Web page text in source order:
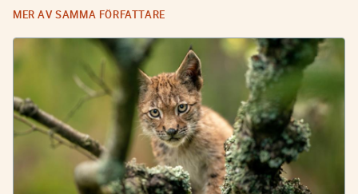
MER AV SAMMA FÖRFATTARE